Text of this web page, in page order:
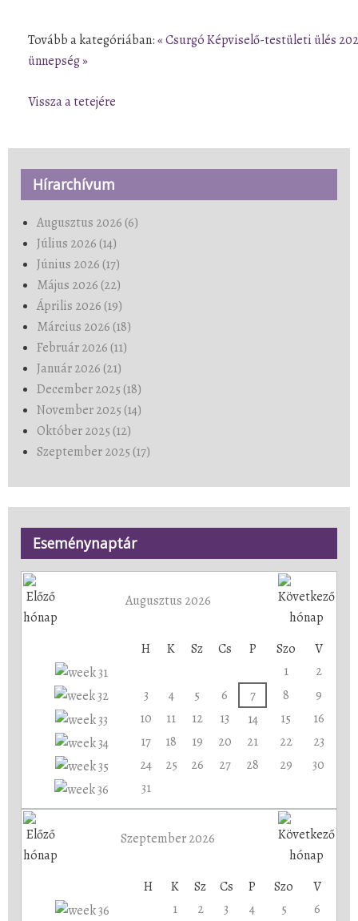
Tovább a kategóriában:« Csurgó Képviselő-testületi ülés
ünnepség »
Vissza a tetejére
Hírarchívum
Augusztus 2026 (6)
Július 2026 (14)
Június 2026 (17)
Május 2026 (22)
Április 2026 (19)
Március 2026 (18)
Február 2026 (11)
Január 2026 (21)
December 2025 (18)
November 2025 (14)
Október 2025 (12)
Szeptember 2025 (17)
Eseménynaptár
Augusztus 2026
H K Sz Cs P Szo
V
1
2
3
4 5 6 7 8
9
10
11 12 13 14 15
16
17
18 19 20 21 22
23
24
25 26 27 28 29
30
31
Szeptember 2026
H K Sz Cs P Szo
V
1
2 3 4 5
6